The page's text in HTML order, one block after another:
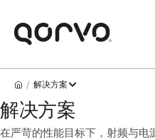
/ 解决方案
解决方案
在严苛的性能目标下，射频与电